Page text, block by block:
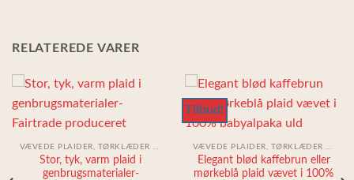
RELATEREDE VARER
Stor, tyk, varm plaid i
genbrugsmaterialer-
Tilbud!
Elegant blød kaffebrun eller
mørkeblå plaid vævet i 100%